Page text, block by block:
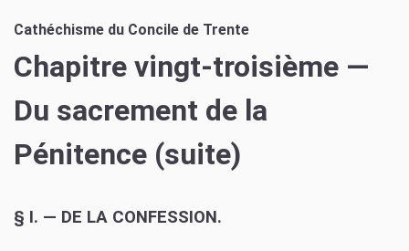
Cathéchisme du Concile de Trente
Chapitre vingt-troisième —
Du sacrement de la
Pénitence (suite)
§ I. — DE LA CONFESSION.